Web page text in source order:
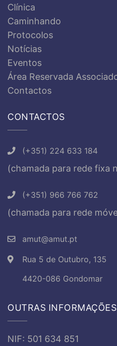
Clínica
Caminhando
Protocolos
Notícias
Eventos
Área Reservada
Contactos
CONTACTOS
(+351) 224 633 184
(chamada para rede fixa
(+351) 966 766 762
(chamada para rede
amut@amut.pt
Rua 5 de Outubro, 135
4420-086 Gondomar
OUTRAS INFORMAÇÕES
NIF: 501 634 851